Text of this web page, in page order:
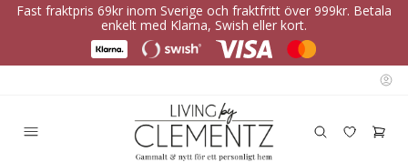
Fast fraktpris 69kr inom Sverige och fraktfritt över 999kr. Betala
enkelt med Klarna, Swish eller kort.